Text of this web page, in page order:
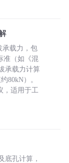
承载力，包
准（如《混
承载力计算
80kN）。
，适用于工
底孔计算，